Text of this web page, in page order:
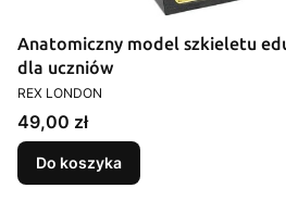
Anatomiczny model szkieletu
dla uczniów
PRODUCENT
REX LONDON
Cena
49,00 zł
Do koszyka